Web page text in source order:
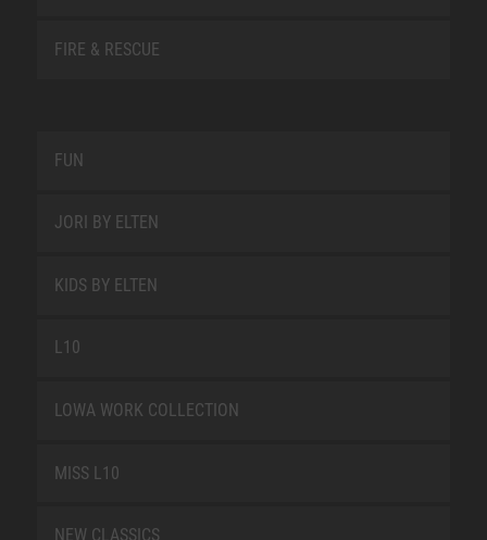
FIRE & RESCUE
FUN
JORI BY ELTEN
KIDS BY ELTEN
L10
LOWA WORK COLLECTION
MISS L10
NEW CLASSICS